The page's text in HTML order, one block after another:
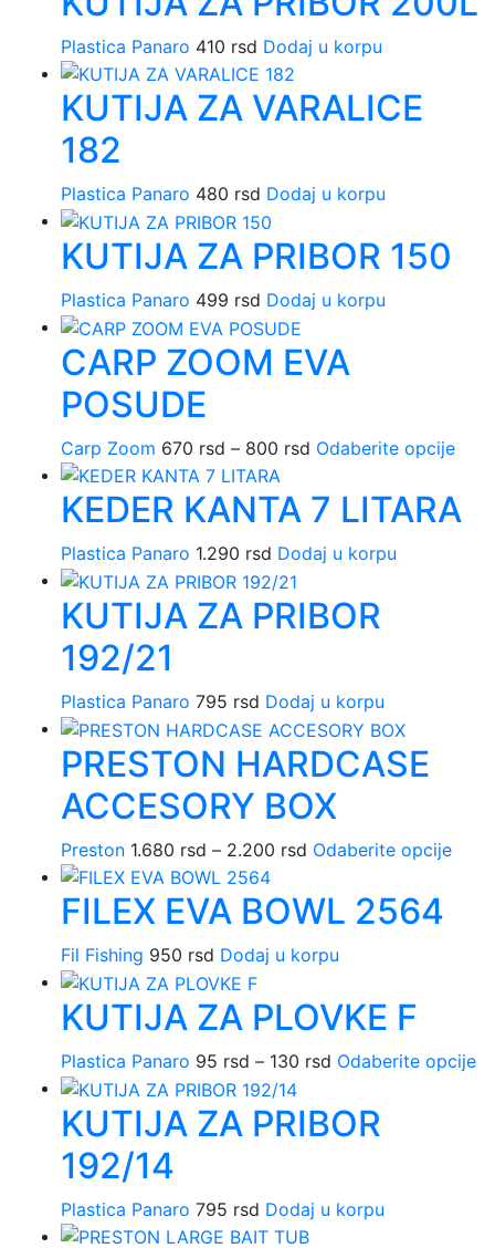
Plastica Panaro 410 rsd Dodaj u korpu
KUTIJA ZA VARALICE
182
Plastica Panaro 480 rsd Dodaj u korpu
KUTIJA ZA PRIBOR 150
Plastica Panaro 499 rsd Dodaj u korpu
CARP ZOOM EVA
POSUDE
Carp Zoom 670 rsd – 800 rsd Raspon
od
670 rsd
do
Odaberite opcije
ima
više
KEDER KANTA 7 LITARA
Plastica Panaro 1.290 rsd Dodaj u korpu
KUTIJA ZA PRIBOR
192/21
Plastica Panaro 795 rsd Dodaj u korpu
PRESTON HARDCASE
ACCESORY BOX
Preston 1.680 rsd – 2.200 rsd Raspon
od
1.680 rsd
do
Odaberite opcije
FILEX EVA BOWL 2564
Fil Fishing 950 rsd Dodaj u korpu
KUTIJA ZA PLOVKE F
Plastica Panaro 95 rsd – 130 rsd Raspon
od
95 rsd
Odaberite opcije
KUTIJA ZA PRIBOR
192/14
Plastica Panaro 795 rsd Dodaj u korpu